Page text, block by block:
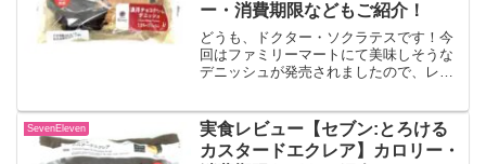
ー・消費期限などもご紹介！
どうも、ドクター・ソクラテスです！今
回はファミリーマートにて美味しそうな
デニッシュが発売されましたので、レビ
ったデニッシュにチョコをコーティング
しました。出典:ファミ...
SevenEleven
実食レビュー【セブン:とろける
カスタードエクレア】カロリー・